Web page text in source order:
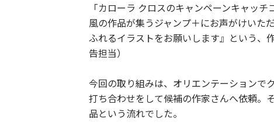
「カローラ クロスのキャンペーンキャッ
風の作品が集うジャンプ＋にお声がけいた
ふれるイラストをお願いします』という、
告担当）
今回の取り組みは、オリエンテーションで
打ち合わせをして候補の作家さんへ依頼。
品という流れでした。